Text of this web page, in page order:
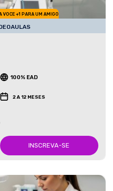
VOCE +1 PARA UM AMIGO
100% EAD
2 A 12 MESES
INSCREVA-SE